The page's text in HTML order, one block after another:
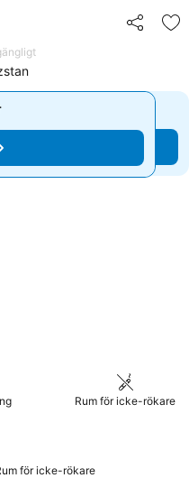
Dela
Rum för icke-rökare
för icke-rökare